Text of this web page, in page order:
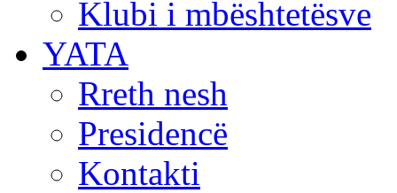
Klubi i mbështetësve
YATA
Rreth nesh
Presidencë
Kontakti